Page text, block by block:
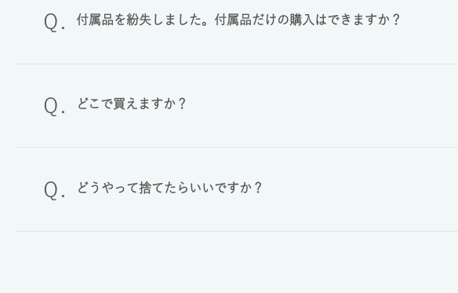
付属品を紛失しました。付属品だけの購入はできますか？
どこで買えますか？
どうやって捨てたらいいですか？